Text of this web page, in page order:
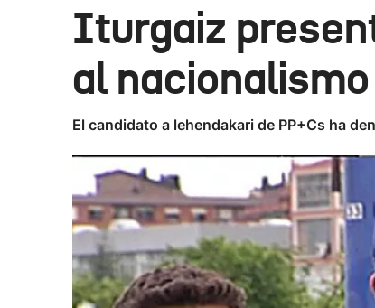
Iturgaiz
al nacionalismo
El candidato a lehendakari de PP+Cs ha